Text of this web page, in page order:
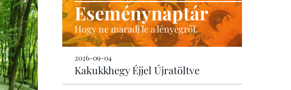
Eseménynaptár
Hogy ne maradj le a lényegről.
2026-09-04
Kakukkhegy Éjjel Újratöltve